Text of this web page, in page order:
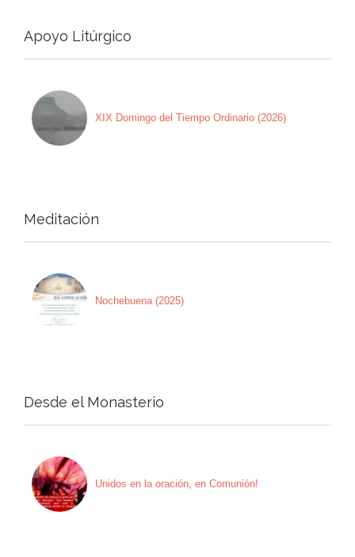
Apoyo Litúrgico
XIX Domingo del Tiempo Ordinario (2026)
Meditación
Nochebuena (2025)
Desde el Monasterio
Unidos en la oración, en Comunión!